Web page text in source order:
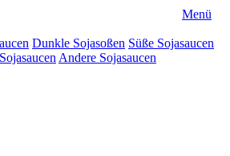
Menü
Dunkle Sojasoßen Süße Sojasaucen
Andere Sojasaucen